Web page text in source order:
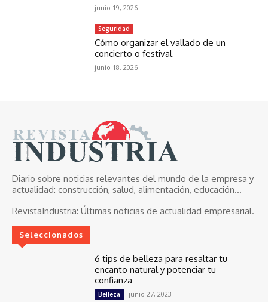
junio 19, 2026
Seguridad
Cómo organizar el vallado de un
concierto o festival
junio 18, 2026
Diario sobre noticias relevantes del mundo de la empresa y
actualidad: construcción, salud, alimentación, educación...
RevistaIndustria: Últimas noticias de actualidad empresarial.
Seleccionados
6 tips de belleza para resaltar tu
encanto natural y potenciar tu
confianza
Belleza junio 27, 2023